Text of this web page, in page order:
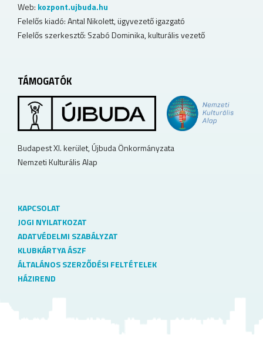
Web: kozpont.ujbuda.hu
Felelős kiadó: Antal Nikolett, ügyvezető igazgató
Felelős szerkesztő: Szabó Dominika, kulturális vezető
TÁMOGATÓK
Budapest XI. kerület, Újbuda Önkormányzata
Nemzeti Kulturális Alap
KAPCSOLAT
JOGI NYILATKOZAT
ADATVÉDELMI SZABÁLYZAT
KLUBKÁRTYA ÁSZF
ÁLTALÁNOS SZERZŐDÉSI FELTÉTELEK
HÁZIREND